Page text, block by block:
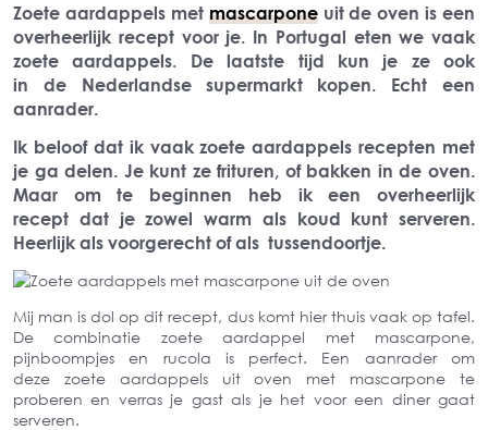
Zoete aardappels met mascarponeuit de oven is een
overheerlijk recept voor je. In Portugal eten we vaak
zoete aardappels. De laatste tijd kun je ze ook
in de Nederlandse supermarkt kopen. Echt een
aanrader.
Ik beloof dat ik vaak zoete aardappels recepten met
je ga delen. Je kunt ze frituren, of bakken in de oven.
Maar om te beginnen heb ik een overheerlijk
recept dat je zowel warm als koud kunt serveren.
Heerlijk als voorgerecht of als tussendoortje.
Mij man is dol op dit recept, dus komt hier thuis vaak op tafel.
De combinatie zoete aardappel met mascarpone,
pijnboompjes en rucola is perfect. Een aanrader om
deze zoete aardappels uit oven met mascarpone te
proberen en verras je gast als je het voor een diner gaat
serveren.